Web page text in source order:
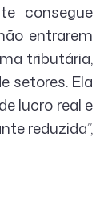
consegue
entrarem
tributária,
setores. Ela
lucro real e
reduzida”,